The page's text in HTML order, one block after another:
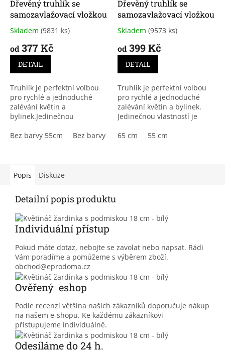
Dřevěný truhlík se
samozavlažovací vložkou
Průměrné
produktu
3,9
5
hvězdiček.
Skladem (9831 ks)
od 377 Kč
DETAIL
Truhlík je perfektní volbou
pro rychlé a jednoduché
zalévání květin a
bylinek.Jedinečnou
kterou si běžně musíte
Bez barvy 55cm Bez barvy 65cm
Dřevěný truhlík se
samozavlažovací vložkou
Průměrné
produktu
3,8
5
hvězdiček.
Skladem (9573 ks)
od 399 Kč
DETAIL
Truhlík je perfektní volbou
pro rychlé a jednoduché
zalévání květin a bylinek.
Jedinečnou vlastností je
běžně musíte hlídat každý
65 cm 55 cm
Popis Diskuze
Detailní popis produktu
Individuální přístup
Pokud máte dotaz, nebojte se zavolat nebo napsat. Rádi
Vám poradíme a pomůžeme s výběrem zboží.
obchod@eprodoma.cz
Ověřený eshop
Podle recenzí většina našich zákazníků doporučuje nákup
na našem e-shopu. Ke každému zákazníkovi
přistupujeme individuálně.
Odesíláme do 24 h.